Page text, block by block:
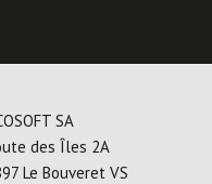
SA
des Îles 2A
Le Bouveret VS